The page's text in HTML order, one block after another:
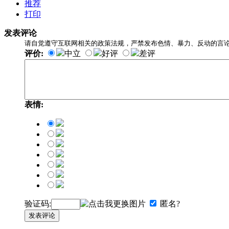
推荐
打印
发表评论
请自觉遵守互联网相关的政策法规，严禁发布色情、暴力、反动的言
评价: 中立 好评 差评
表情:
验证码: 匿名?
发表评论